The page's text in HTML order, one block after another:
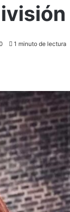
1 minuto de lectura